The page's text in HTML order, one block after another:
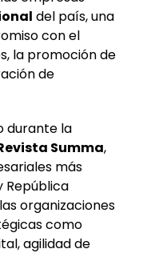
del país, una
con el
la promoción de
de
durante la
Summa,
más
República
organizaciones
como
agilidad de